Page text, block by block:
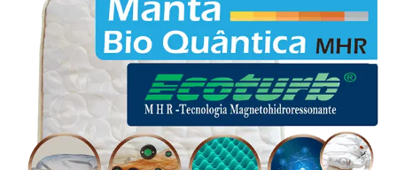
manta
massageadora!